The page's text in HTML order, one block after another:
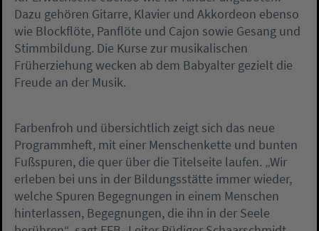
Dazu gehören Gitarre, Klavier und Akkordeon ebenso
wie Blockflöte, Panflöte und Cajon sowie Gesang und
Stimmbildung. Die Kurse zur musikalischen
Früherziehung wecken ab dem Babyalter gezielt die
Freude an der Musik.
Farbenfroh und übersichtlich zeigt sich das neue
Programmheft, mit einer Menschenkette und bunten
Fußspuren, die quer über die Titelseite laufen. „Wir
erleben bei uns in der Bildungsstätte immer wieder,
welche Spuren Begegnungen in einem Menschen
hinterlassen, Begegnungen, die ihn in der Seele